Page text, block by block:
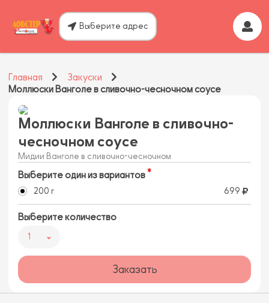
Выберите адрес
Главная
Закуски
Моллюски Ванголе в сливочно-чесночном соусе
Моллюски Ванголе в сливочно-
чесночном соусе
Мидии Ванголе в сливочно-чесночном
Выберите один из вариантов
200 г 699
Выберите количество
1
Заказать